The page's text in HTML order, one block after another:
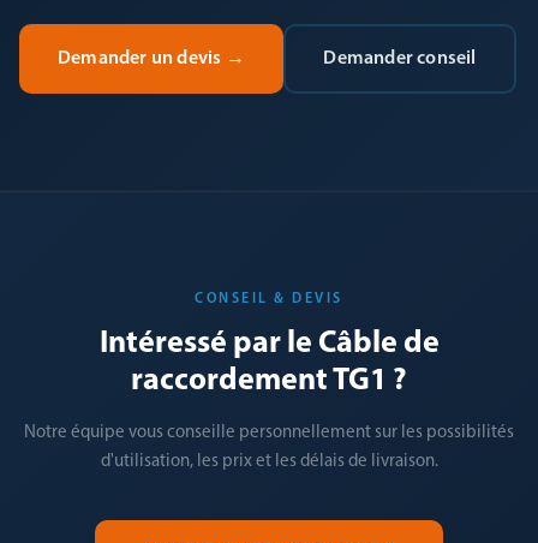
Demander un devis → Demander conseil
CONSEIL & DEVIS
Intéressé par le Câble de
raccordement TG1 ?
Notre équipe vous conseille personnellement sur les possibilités
d'utilisation, les prix et les délais de livraison.